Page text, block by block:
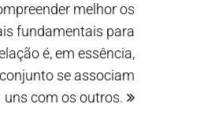
melhor os
fundamentais para
é, em essência,
se associam
uns com os outros.